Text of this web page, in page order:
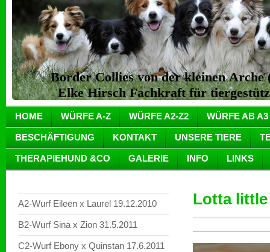
Border Collies von der kleinen
Elke Hirsch Fachkraft für
HOME WÜRFE A-Z WÜRFE A2-Z2 WÜRFE AB A3
BESCHÄFTIGUNG KONTAKT UNSERE TIERE
THERAPIEHUND &CO GALERIE INFO LINKS
A2-Wurf Eileen x Laurel 19.12.2010
B2-Wurf Sina x Zion 31.5.2011
C2-Wurf Ebony x Quinstan 17.6.2011
Lotta little